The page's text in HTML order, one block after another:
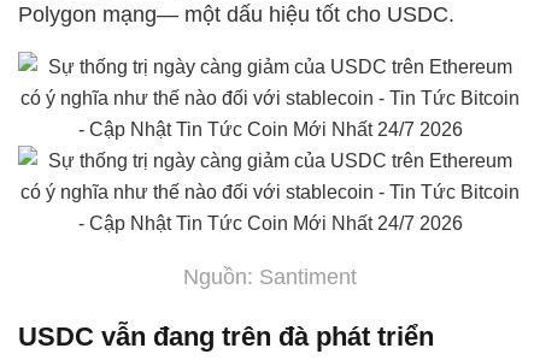
Polygon mạng— một dấu hiệu tốt cho USDC.
Nguồn: Santiment
USDC vẫn đang trên đà phát triển